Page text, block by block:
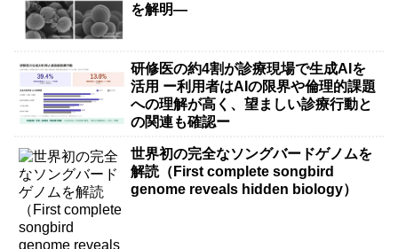
を解明―
研修医の約4割が診療現場で生成AIを
活用 ー利用者はAIの限界や倫理的課題
への理解が高く、望ましい診療行動と
の関連も確認ー
世界初の完全なソングバードゲノムを
解読（First complete songbird
genome reveals hidden biology）